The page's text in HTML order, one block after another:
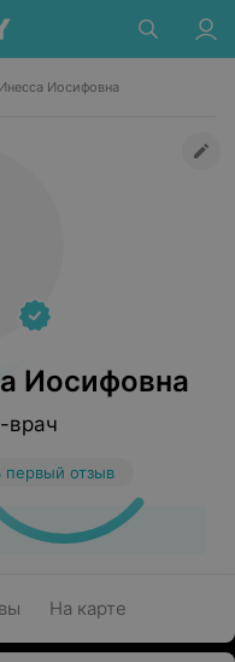
Иосифовна
Иосифовна
врач
первый отзыв
На карте